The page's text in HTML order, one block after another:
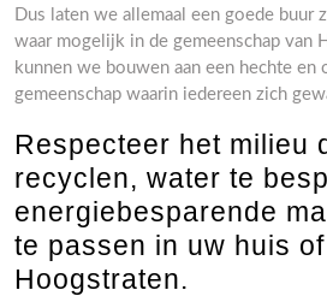
Dus laten we allemaal een goede buur
waar mogelijk in de gemeenschap van
kunnen we bouwen aan een hechte en
gemeenschap waarin iedereen zich
Respecteer het milieu
recyclen, water te
energiebesparende
te passen in uw huis
Hoogstraten.